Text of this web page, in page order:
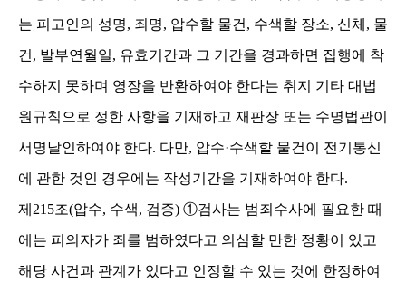
는 피고인의 성명, 죄명, 압수할 물건 , 수색할 장소, 신체 , 물
건 , 발부연월일, 유효기간과 그 기간을 경과하면 집행에 착
수하지 못하며 영장을 반환하여야 한다는 취지 기타 대법
원규칙으로 정한 사항을 기재하고 재판장 또는 수명법관이
서명날인하여야 한다. 다만, 압수·수색할 물건이 전기통신
에 관한 것인 경우에는 작성기간을 기재하여야 한다.
제 215조(압수, 수색, 검증) ①검사는 범죄수사에 필요한 때
에는 피의자가 죄를 범하였다고 의심할 만한 정황이 있고
해당 사건과 관계가 있다고 인정할 수 있는 것에 한정하여